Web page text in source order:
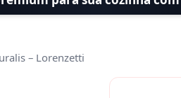
– Lorenzetti